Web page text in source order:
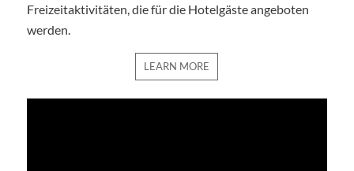
Freizeitaktivitäten, die für die Hotelgäste angeboten
werden.
LEARN MORE